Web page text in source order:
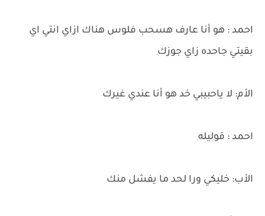
احمد : هو أنا عارف هسحب فلوس هناك ازاي انتي اي
بقيتي جاحده زاي جوزك
الأم: لا ياحبيبي خد هو أنا عندي غيرك
احمد : قوليله
الأب: خليكي ورا لحد ما يفشل منك